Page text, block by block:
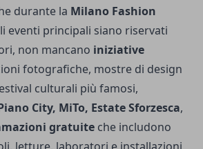
durante la Milano Fashion
eventi principali siano riservati
non mancano iniziative
fotografiche, mostre di design
culturali più famosi,
City, MiTo, Estate Sforzesca,
gratuite che includono
letture, laboratori e installazioni